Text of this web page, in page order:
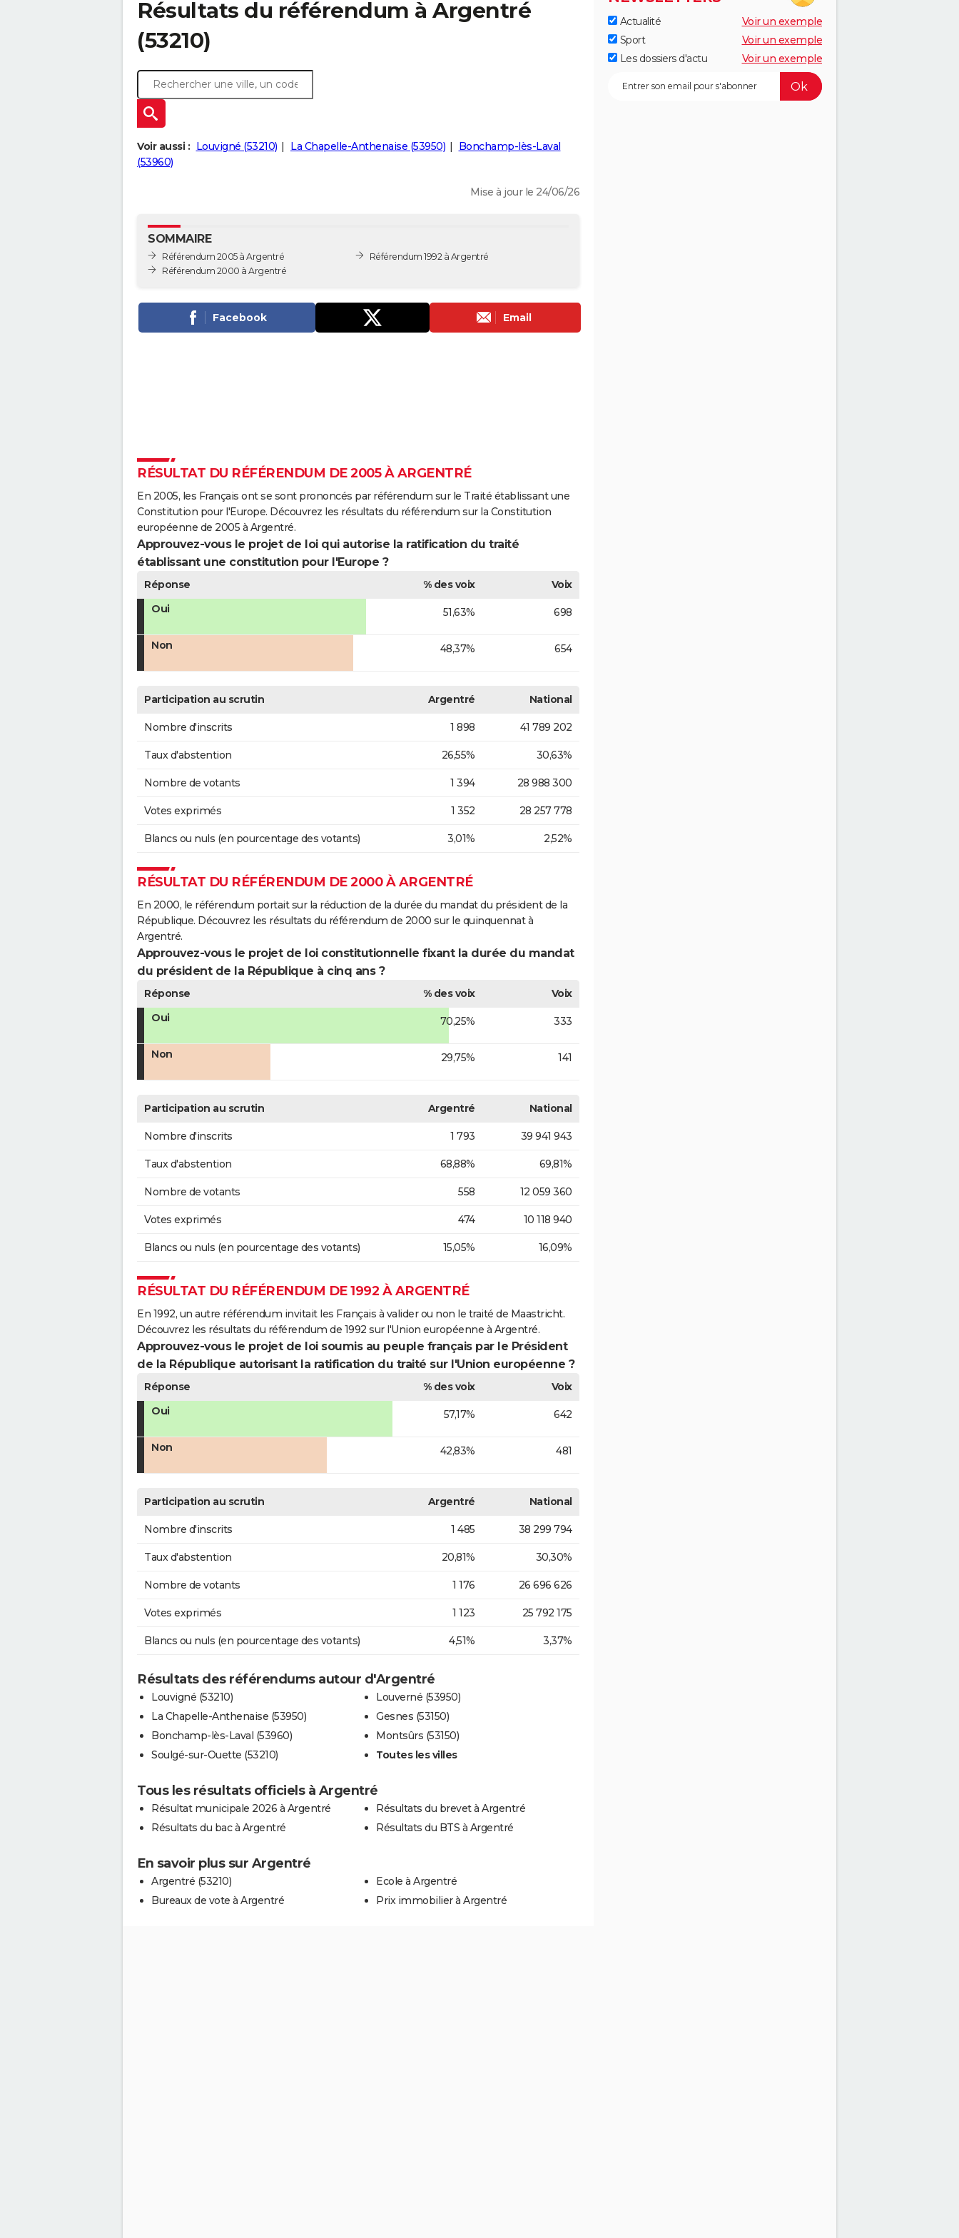
Résultats du référendum à Argentré
(53210)
Voir aussi : Louvigné (53210) La Chapelle-Anthenaise (53950)
Bonchamp-lès-Laval
(53960)
Mise à jour le 24/06/26
SOMMAIRE
Référendum 2005 à Argentré
Référendum 2000 à Argentré
Référendum 1992 à Argentré
Facebook Email
RÉSULTAT DU RÉFÉRENDUM DE 2005 À ARGENTRÉ
En 2005, les Français ont se sont prononcés par référendum sur le Traité établissant une
Constitution pour l'Europe. Découvrez les résultats du référendum sur la Constitution
européenne de 2005 à Argentré.
Approuvez-vous le projet de loi qui autorise la ratification du traité
établissant une constitution pour l'Europe ?
Réponse % des voix
Voix
Oui
51,63% 698
Non 48,37% 654
Participation au scrutin Argentré National
Nombre d'inscrits 1 898 41 789 202
Taux d'abstention 26,55% 30,63%
Nombre de votants 1 394 28 988 300
Votes exprimés 1 352 28 257 778
Blancs ou nuls (en pourcentage des votants) 3,01% 2,52%
RÉSULTAT DU RÉFÉRENDUM DE 2000 À ARGENTRÉ
En 2000, le référendum portait sur la réduction de la durée du mandat du président de la
République. Découvrez les résultats du référendum de 2000 sur le quinquennat à
Argentré.
Approuvez-vous le projet de loi constitutionnelle fixant la durée du mandat
du président de la République à cinq ans ?
Réponse % des voix
Voix
Oui
70,25% 333
Non 29,75% 141
Participation au scrutin Argentré National
Nombre d'inscrits 1 793 39 941 943
Taux d'abstention 68,88% 69,81%
Nombre de votants 558 12 059 360
Votes exprimés 474 10 118 940
Blancs ou nuls (en pourcentage des votants) 15,05% 16,09%
RÉSULTAT DU RÉFÉRENDUM DE 1992 À ARGENTRÉ
En 1992, un autre référendum invitait les Français à valider ou non le traité de Maastricht.
Découvrez les résultats du référendum de 1992 sur l'Union européenne à Argentré.
Approuvez-vous le projet de loi soumis au peuple français par le Président
de la République autorisant la ratification du traité sur l'Union européenne ?
Réponse % des voix
Voix
Oui
57,17% 642
Non 42,83% 481
Participation au scrutin Argentré National
Nombre d'inscrits 1 485 38 299 794
Taux d'abstention 20,81% 30,30%
Nombre de votants 1 176 26 696 626
Votes exprimés 1 123 25 792 175
Blancs ou nuls (en pourcentage des votants) 4,51% 3,37%
Résultats des référendums autour d'Argentré
Louvigné (53210)
La Chapelle-Anthenaise (53950)
Bonchamp-lès-Laval (53960)
Soulgé-sur-Ouette (53210)
Louverné (53950)
Gesnes (53150)
Montsûrs (53150)
Toutes les villes
Tous les résultats officiels à Argentré
Résultat municipale 2026 à Argentré
Résultats du bac à Argentré
Résultats du brevet à Argentré
Résultats du BTS à Argentré
En savoir plus sur Argentré
Argentré (53210)
Bureaux de vote à Argentré
Ecole à Argentré
Prix immobilier à Argentré
Actualité
Voir un exemple
Sport
Voir un exemple
Les dossiers d'actu
Voir un exemple